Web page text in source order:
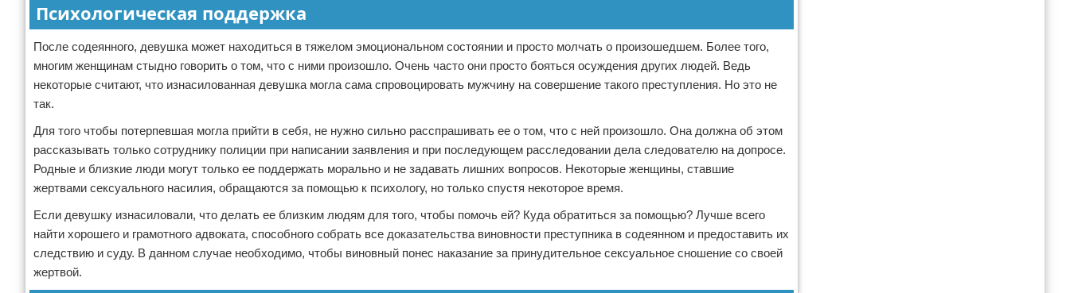
Психологическая поддержка
После содеянного, девушка может находиться в тяжелом эмоциональном состоянии и просто молчать о произошедшем. Более того,
многим женщинам стыдно говорить о том, что с ними произошло. Очень часто они просто бояться осуждения других людей. Ведь
некоторые считают, что изнасилованная девушка могла сама спровоцировать мужчину на совершение такого преступления. Но это не
так.
Для того чтобы потерпевшая могла прийти в себя, не нужно сильно расспрашивать ее о том, что с ней произошло. Она должна об этом
рассказывать только сотруднику полиции при написании заявления и при последующем расследовании дела следователю на допросе.
Родные и близкие люди могут только ее поддержать морально и не задавать лишних вопросов. Некоторые женщины, ставшие
жертвами сексуального насилия, обращаются за помощью к психологу, но только спустя некоторое время.
Если девушку изнасиловали, что делать ее близким людям для того, чтобы помочь ей? Куда обратиться за помощью? Лучше всего
найти хорошего и грамотного адвоката, способного собрать все доказательства виновности преступника в содеянном и предоставить их
следствию и суду. В данном случае необходимо, чтобы виновный понес наказание за принудительное сексуальное сношение со своей
жертвой.